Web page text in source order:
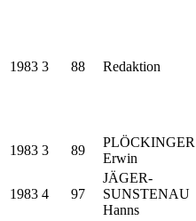
1983 3 88 Redaktion
1983 3 89
PLÖCKINGER
Erwin
1983 4 97
JÄGER-
SUNSTENAU
Hanns